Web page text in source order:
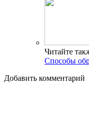
Читайте
Способы
Добавить комментарий